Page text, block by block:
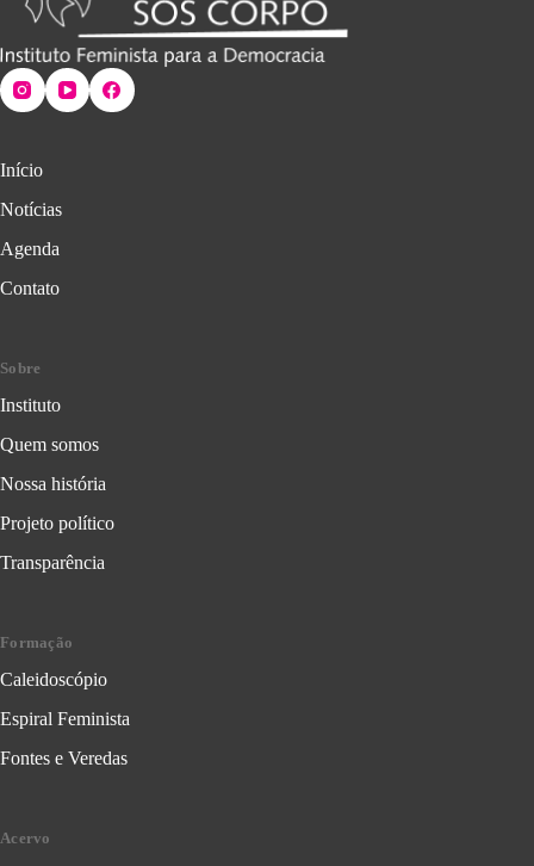
Início
Notícias
Agenda
Contato
Sobre
Instituto
Quem somos
Nossa história
Projeto político
Transparência
Formação
Caleidoscópio
Espiral Feminista
Fontes e Veredas
Acervo